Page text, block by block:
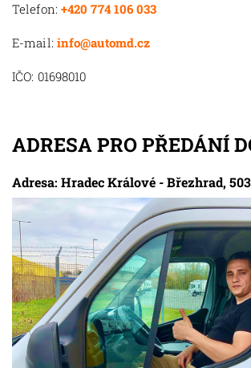
Telefon: +420 774 106 033
E-mail: info@automd.cz
IČO: 01698010
ADRESA PRO PŘEDÁNÍ
Adresa: Hradec Králové - Březhrad,